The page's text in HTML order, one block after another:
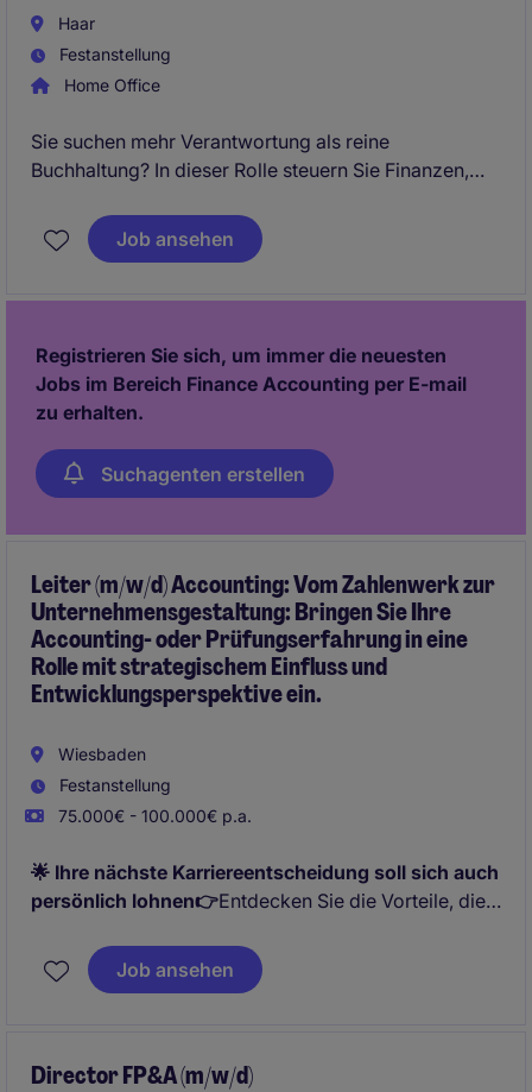
Haar
Festanstellung
Home Office
Sie suchen mehr Verantwortung als reine
Buchhaltung? In dieser Rolle steuern Sie Finanzen,
Unternehmensgruppe und entwickeln sich
perspektivisch in die kaufmännische
Job ansehen
Registrieren Sie sich, um immer die neuesten
Jobs im Bereich Finance Accounting per E-mail
zu erhalten.
Suchagenten erstellen
Leiter (m/w/d) Accounting: Vom Zahlenwerk zur
Unternehmensgestaltung: Bringen Sie Ihre
Accounting- oder Prüfungserfahrung in eine
Rolle mit strategischem Einfluss und
Entwicklungsperspektive ein.
Wiesbaden
Festanstellung
75.000€ - 100.000€ p.a.
🌟 Ihre nächste Karriereentscheidung soll sich auch
persönlich lohnen👉Entdecken Sie die Vorteile, die
Job ansehen
Director FP&A (m/w/d)